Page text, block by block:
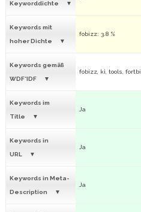
Keyworddichte
Keywords mit
hoher Dichte
fobizz: 3.8 %
Keywords gemäß
WDF*IDF
fobizz, ki, tools,
Keywords im
Title
Ja
Keywords in
URL
Ja
Keywords in Meta-
Description
Ja